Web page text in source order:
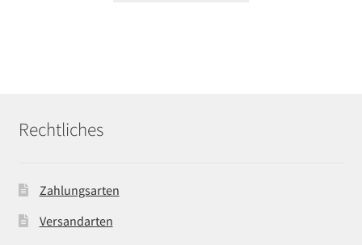
Rechtliches
Zahlungsarten
Versandarten